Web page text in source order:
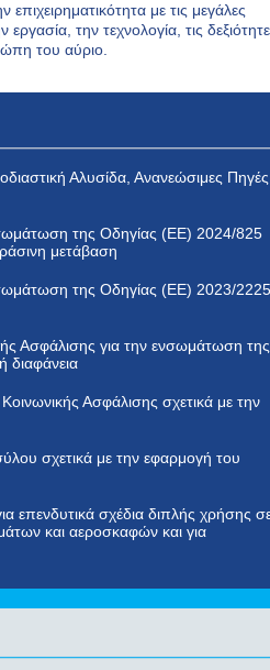
με τις μεγάλες
την τεχνολογία, τις
του αύριο.
Αλυσίδα, Ανανεώσιμες Πηγές
της Οδηγίας (ΕΕ) 2024/825
μετάβαση
της Οδηγίας (ΕΕ) 2023/2225
Ασφάλισης για την ενσωμάτωση της
διαφάνεια
Ασφάλισης σχετικά με την
σχετικά με την εφαρμογή του
επενδυτικά σχέδια διπλής χρήσης
και αεροσκαφών και για